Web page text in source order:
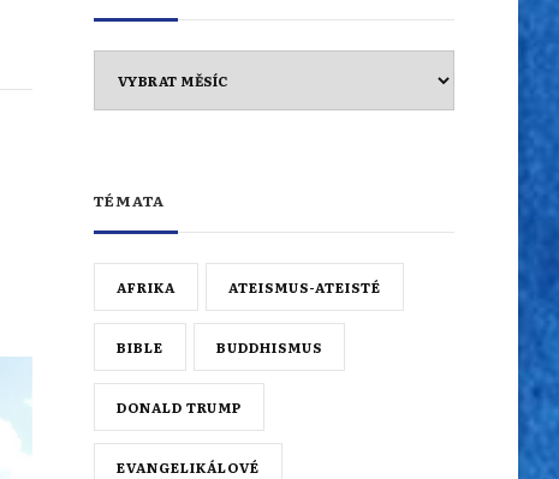
TÉMATA
AFRIKA ATEISMUS-ATEISTÉ
BIBLE BUDDHISMUS
DONALD TRUMP
EVANGELIKÁLOVÉ